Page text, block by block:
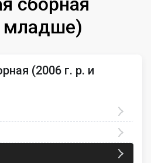
младше)
(2006 г. р. и